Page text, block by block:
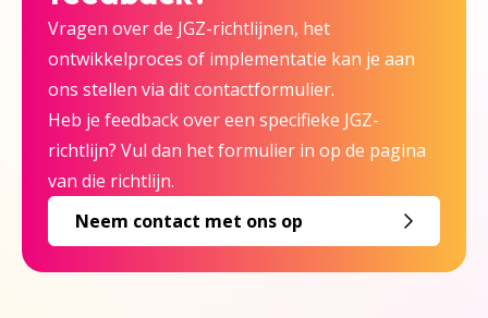
Vragen over de JGZ-richtlijnen, het
ontwikkelproces of implementatie kan je aan
ons stellen via dit contactformulier.
Heb je feedback over een specifieke JGZ-
richtlijn? Vul dan het formulier in op de pagina
van die richtlijn.
Neem contact met ons op